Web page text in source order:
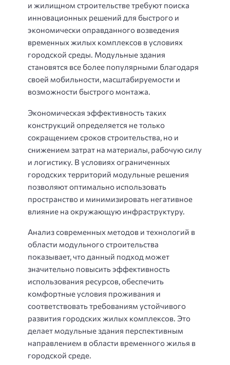
и жилищном строительстве требуют поиска
инновационных решений для быстрого и
экономически оправданного возведения
временных жилых комплексов в условиях
городской среды. Модульные здания
становятся все более популярными благодаря
своей мобильности, масштабируемости и
возможности быстрого монтажа.
Экономическая эффективность таких
конструкций определяется не только
сокращением сроков строительства, но и
снижением затрат на материалы, рабочую силу
и логистику. В условиях ограниченных
городских территорий модульные решения
позволяют оптимально использовать
пространство и минимизировать негативное
влияние на окружающую инфраструктуру.
Анализ современных методов и технологий в
области модульного строительства
показывает, что данный подход может
значительно повысить эффективность
использования ресурсов, обеспечить
комфортные условия проживания и
соответствовать требованиям устойчивого
развития городских жилых комплексов. Это
делает модульные здания перспективным
направлением в области временного жилья в
городской среде.